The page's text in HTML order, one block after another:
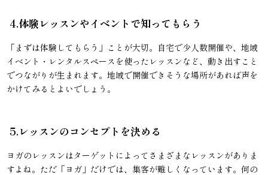
4.体験レッスンやイベントで知ってもらう
「まずは体験してもらう」ことが大切。自宅で少人数開催や、地域
イベント・レンタルスペースを使ったレッスンなど、動き出すこと
でつながりが生まれます。地域で開催できそうな場所があれば声を
かけてみるとよいでしょう。
5.レッスンのコンセプトを決める
ヨガのレッスンはターゲットによってさまざまなレッスンがありま
すよね。ただ「ヨガ」だけでは、集客が難しくなっています。何の